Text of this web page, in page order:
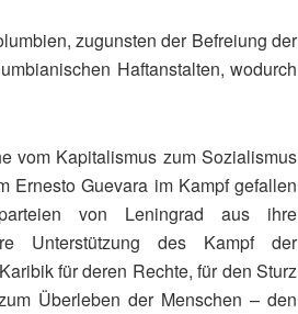
zugunsten der Befreiung der
Haftanstalten, wodurch
vom Kapitalismus zum Sozialismus
Ernesto Guevara im Kampf gefallen
von Leningrad aus ihre
Unterstützung des Kampf der
für deren Rechte, für den Sturz
Überleben der Menschen – den